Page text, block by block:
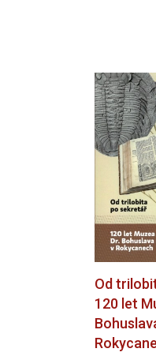
Od
120 let